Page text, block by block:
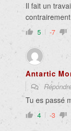
Il fait un
5 -7
Antartic
Tu es passé
4 -3